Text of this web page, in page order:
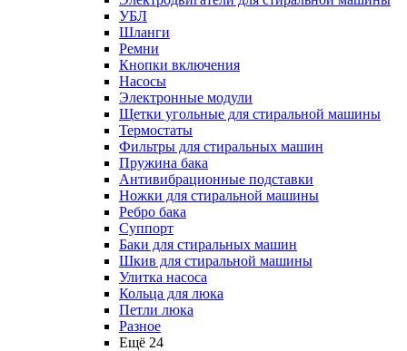
УБЛ
Шланги
Ремни
Кнопки включения
Насосы
Электронные модули
Щетки угольные для стиральной машины
Термостаты
Фильтры для стиральных машин
Пружина бака
Антивибрационные подставки
Ножки для стиральной машины
Ребро бака
Суппорт
Баки для стиральных машин
Шкив для стиральной машины
Улитка насоса
Кольца для люка
Петли люка
Разное
Ещё 24